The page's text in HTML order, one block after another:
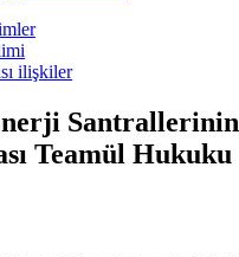
ilişkiler
Santrallerinin
Teamül Hukuku